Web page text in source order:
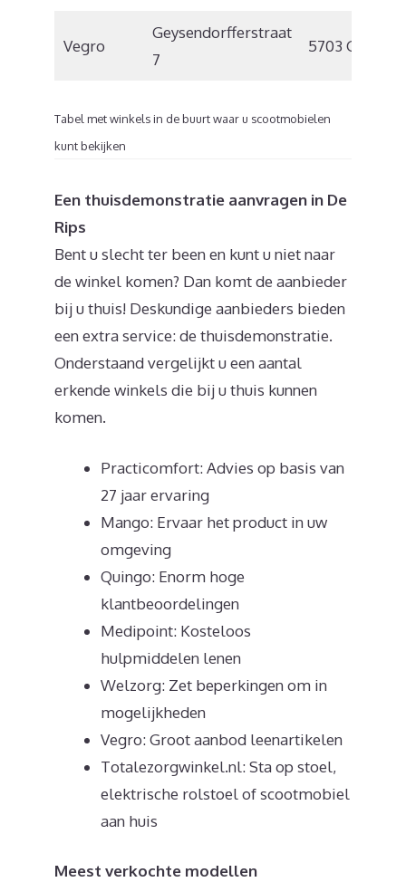
Vegro
Geysendorfferstraat
7
5703 GA
Tabel met winkels in de buurt waar u scootmobielen
kunt bekijken
Een thuisdemonstratie aanvragen in De
Rips
Bent u slecht ter been en kunt u niet naar
de winkel komen? Dan komt de aanbieder
bij u thuis! Deskundige aanbieders bieden
een extra service: de thuisdemonstratie.
Onderstaand vergelijkt u een aantal
erkende winkels die bij u thuis kunnen
komen.
Practicomfort: Advies op basis van
27 jaar ervaring
Mango: Ervaar het product in uw
omgeving
Quingo: Enorm hoge
klantbeoordelingen
Medipoint: Kosteloos
hulpmiddelen lenen
Welzorg: Zet beperkingen om in
mogelijkheden
Vegro: Groot aanbod leenartikelen
Totalezorgwinkel.nl: Sta op stoel,
elektrische rolstoel of scootmobiel
aan huis
Meest verkochte modellen